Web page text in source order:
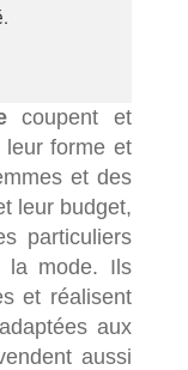
coupent et
leur forme et
et des
leur budget,
particuliers
la mode. Ils
et réalisent
aux
aussi